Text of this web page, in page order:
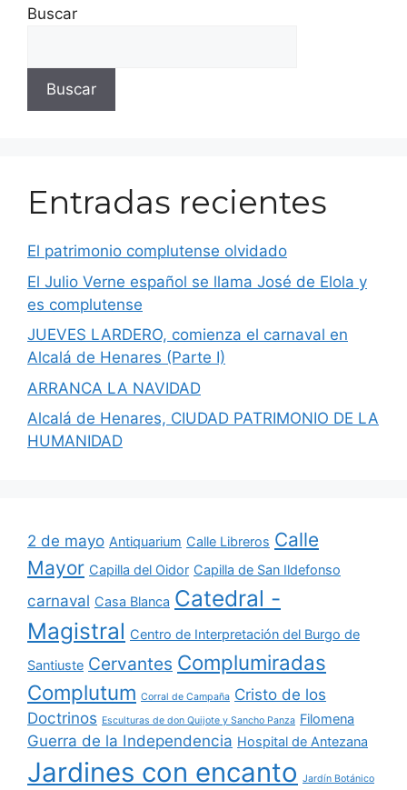
Buscar
Buscar
Entradas recientes
El patrimonio complutense olvidado
El Julio Verne español se llama José de Elola y
es complutense
JUEVES LARDERO, comienza el carnaval en
Alcalá de Henares (Parte I)
ARRANCA LA NAVIDAD
Alcalá de Henares, CIUDAD PATRIMONIO DE LA
HUMANIDAD
2 de mayo Antiquarium Calle Libreros Calle
Mayor Capilla del Oidor Capilla de San Ildefonso
carnaval Casa Blanca Catedral -
Magistral Centro de Interpretación del Burgo de
Santiuste Cervantes Complumiradas
Complutum Corral de Campaña Cristo de los
Doctrinos Esculturas de don Quijote y Sancho Panza Filomena
Guerra de la Independencia Hospital de Antezana
Jardines con encanto Jardín Botánico